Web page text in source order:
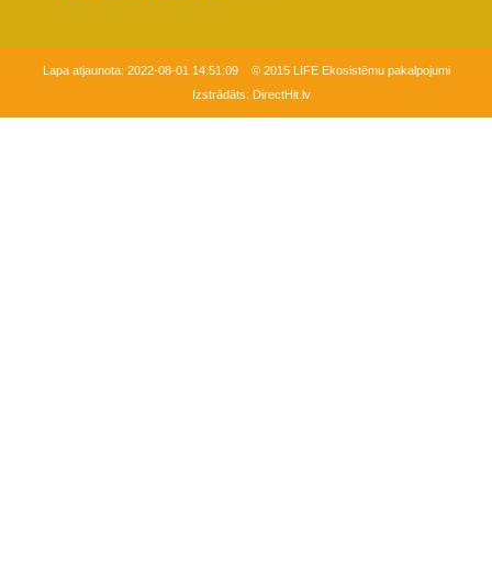
Lapa atjaunota: 2022-08-01 14:51:09© 2015 LIFE Ekosistēmu pakalpojumi
Izstrādāts: DirectHit.lv